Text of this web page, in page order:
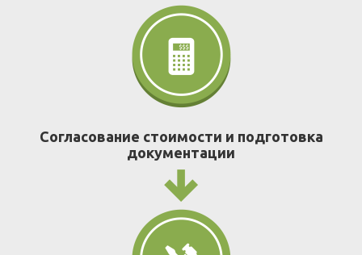
Согласование стоимости и подготовка
документации